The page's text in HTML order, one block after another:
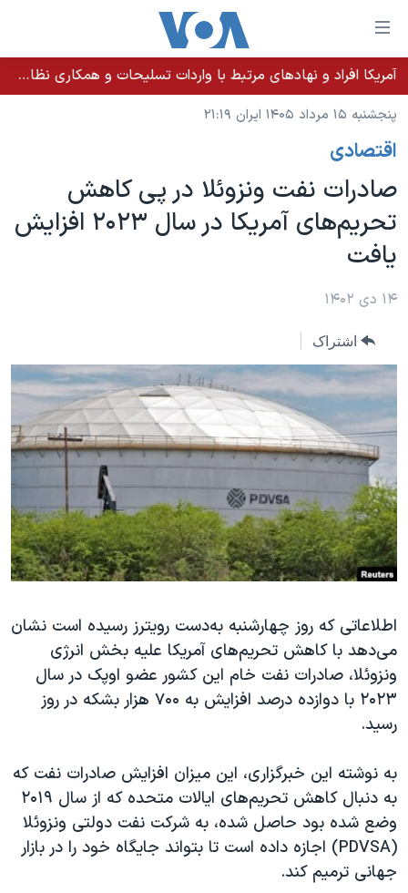
لینکهای
قابل
دسترسی
جهش
محتوای
اصلی
جهش
به
صفحه
جهش
خانه
نسخه سبک وب‌سایت
موضوع ها
ایران
آمریکا
جهان
ورزشی
ویدیوها
فرهنگ و زندگی
حقوق شهروندی
اقتصادی
علم و فناوری
اسرائیل در جنگ
آرشیو پخش زنده
برنامه های تلویزیونی
جدول برنامه ها
صفحه‌های ویژه
جام جهانی ۲۰۲۶
بایگانی برنامه‌های تلویزیونی
مستندها
انتخابات ریاست جمهوری آمریکا ۲۰۲۴
حمله جمهوری اسلامی به اسرائیل
رمز مهسا
ورزش زنان در ایران
مجموعه مستندهای دادخواهی
تریبونال مردمی آبان ۹۸
دادگاه حمید نوری
چهل سال گروگان‌گیری
اعتراضات مردمی آبان ۹۸
اسرائیل در جنگ
نرگس محمدی برنده جایزه نوبل صلح
همایش محافظه‌کاران آمریکا «سی‌پک»
فرکانس‌های صدای آمریکا
پخش رادیویی
یادگیری زبان انگلیسی
دنبال کنید
زبانهای مختلف
آمریکا افراد و نهادهای مرتبط با واردات تسلیحات و همکاری نظامی کوبا را تحریم کرد
پنجشنبه ۱۵ مرداد ۱۴۰۵ ایران ۲۱:۱۹
اقتصادی
صادرات نفت ونزوئلا در پی کاهش
تحریم‌های آمریکا در سال ۲۰۲۳ افزایش
یافت
۱۴ دی ۱۴۰۲
اشتراک
اطلاعاتی که روز چهارشنبه به‌‌‌‌‌‌دست رویترز رسیده است نشان
می‌دهد با کاهش تحریم‌های آمریکا علیه بخش انرژی
ونزوئلا، صادرات نفت خام این کشور عضو اوپک در سال
۲۰۲۳ با دوازده درصد افزایش به ۷۰۰ هزار بشکه در روز
رسید.
به نوشته این خبرگزاری، این میزان افزایش صادرات نفت که
به دنبال کاهش تحریم‌های ایالات متحده که از سال ۲۰۱۹
وضع شده بود حاصل شده، به شرکت نفت دولتی ونزوئلا
(PDVSA) اجازه داده است تا بتواند جایگاه خود را در بازار
جهانی ترمیم کند.